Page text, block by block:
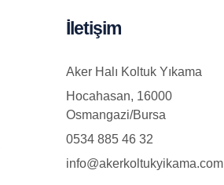
İletişim
Aker Halı Koltuk Yıkama
Hocahasan, 16000
Osmangazi/Bursa
0534 885 46 32
info@akerkoltukyikama.com